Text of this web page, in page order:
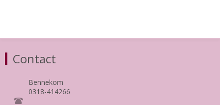
Contact
Bennekom
0318-414266